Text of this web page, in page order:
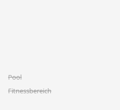
Pool
Fitnessbereich